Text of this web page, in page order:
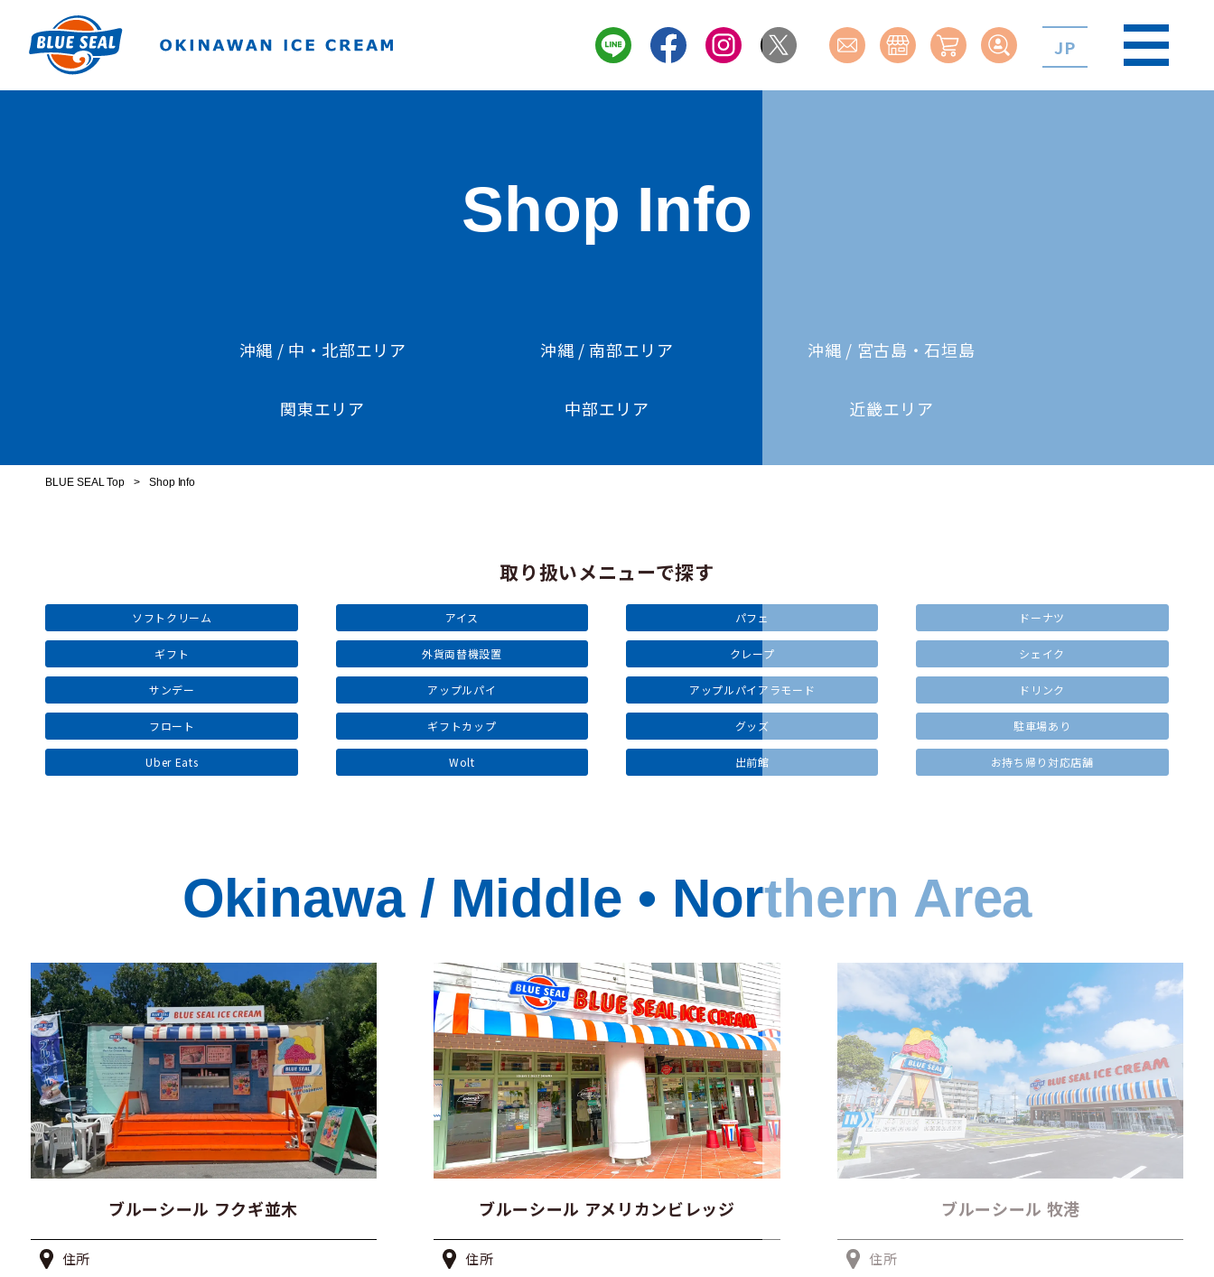
JP
Shop Info
沖縄 / 中・北部エリア 沖縄 / 南部エリア 沖縄 / 宮古島・石垣島
関東エリア 中部エリア 近畿エリア
BLUE SEAL Top > Shop Info
取り扱いメニューで探す
ソフトクリーム アイス パフェ ドーナツ
ギフト 外貨両替機設置 クレープ シェイク
サンデー アップルパイ アップルパイアラモード ドリンク
フロート ギフトカップ グッズ 駐車場あり
Uber Eats Wolt 出前館 お持ち帰り対応店舗
Okinawa / Middle • Northern Area
ブルーシール フクギ並木
住所
ブルーシール アメリカンビレッジ
住所
ブルーシール 牧港
住所